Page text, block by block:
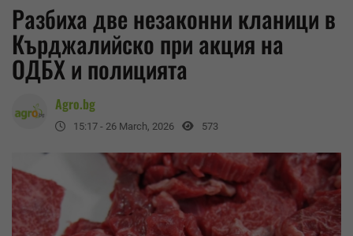
Разбиха две незаконни кланици в
Кърджалийско при акция на
ОДБХ и полицията
Agro.bg
15:17 - 26 March, 2026 573